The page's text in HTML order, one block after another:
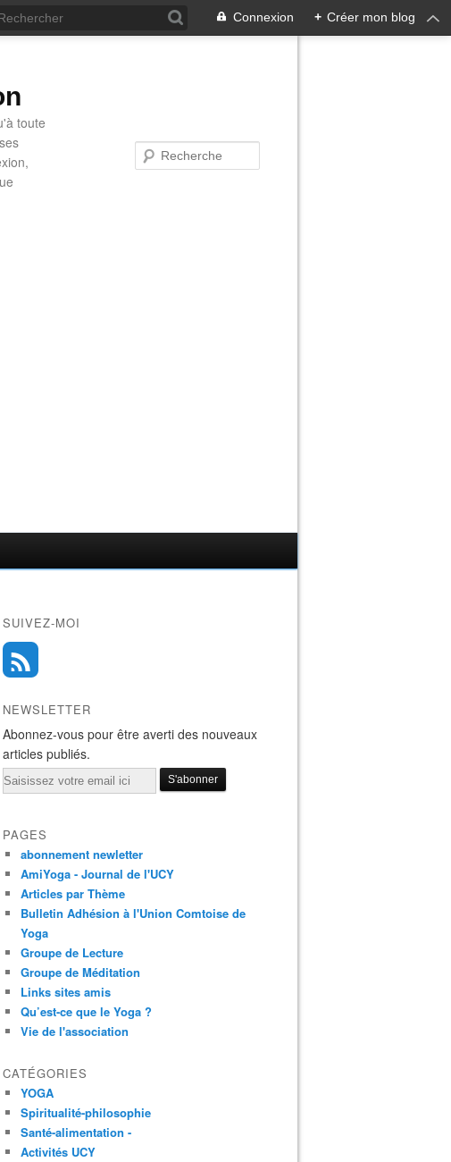
Connexion + Créer mon blog
toute
SUIVEZ-MOI
NEWSLETTER
Abonnez-vous pour être averti des nouveaux
articles publiés.
Email
PAGES
abonnement newletter
AmiYoga - Journal de l'UCY
Articles par Thème
Bulletin Adhésion à l'Union Comtoise de
Yoga
Groupe de Lecture
Groupe de Méditation
Links sites amis
Qu’est-ce que le Yoga ?
Vie de l'association
CATÉGORIES
YOGA
Spiritualité-philosophie
Santé-alimentation -
Activités UCY